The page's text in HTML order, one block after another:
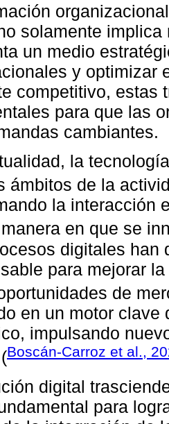
solamente
un medio
y optimizar
competitivo, estas
para que las
cambiantes.
la
ámbitos de la
la interacción
en que se
digitales han
para mejorar
de
en un motor
impulsando
Boscán-Carroz et al.,
digital
para